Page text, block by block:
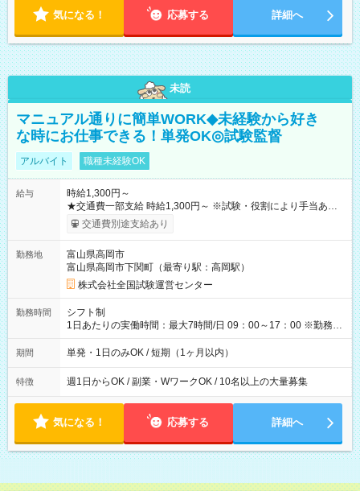
気になる！ 応募する 詳細へ
未読
マニュアル通りに簡単WORK◆未経験から好き
な時にお仕事できる！単発OK◎試験監督
アルバイト 職種未経験OK
給与
時給1,300円～
★交通費一部支給 時給1,300円～ ※試験・役割により手当あり
※勤務回数により昇給あり 【即給（前払い）オプションあ
り！】 希望される場合、勤務から1週間ほどで給与の一部を受け
例】 ・河合塾模擬試験 8:30～17:30（休憩1時間） 時給1,300円
×8時間＝日収10,400円＋交通費 ※当日の役割により時給＋100
円の場合あり ・国家試験 7:00～13:30（休憩なし） 時給1,300
円（役割手当＋100円）×6時間＝日収8,400円＋交通費 【試用期
間】試用期間なし
交通費別途支給あり
勤務地
富山県高岡市
富山県高岡市下関町（最寄り駅：高岡駅）
株式会社全国試験運営センター
勤務時間
シフト制
1日あたりの実働時間：最大7時間/日 09：00～17：00 ※勤務時
間は 試験により異なります。
期間 単発・1日のみOK / 短期（1ヶ月以内）
特徴 週1日からOK / 副業・WワークOK / 10名以上の大量募集
気になる！ 応募する 詳細へ